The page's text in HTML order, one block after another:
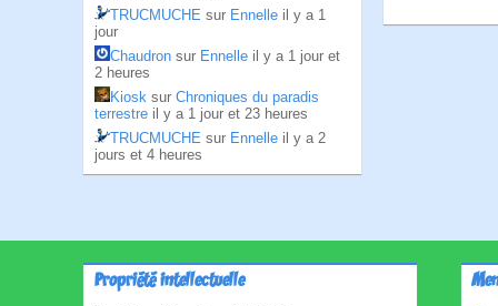
TRUCMUCHE sur Ennelle il y a 1
jour
Chaudron sur Ennelle il y a 1 jour et
2 heures
Kiosk sur Chroniques du paradis
terrestre il y a 1 jour et 23 heures
TRUCMUCHE sur Ennelle il y a 2
jours et 4 heures
Propriété intellectuelle